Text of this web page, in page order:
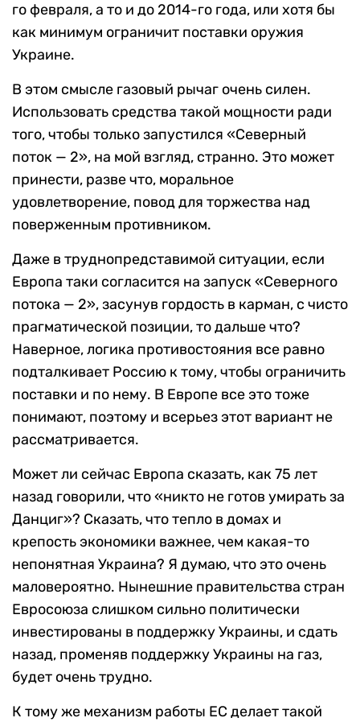
го февраля, а то и до 2014-го года, или хотя бы
как минимум ограничит поставки оружия
Украине.
В этом смысле газовый рычаг очень силен.
Использовать средства такой мощности ради
того, чтобы только запустился «Северный
поток — 2», на мой взгляд, странно. Это может
принести, разве что, моральное
удовлетворение, повод для торжества над
поверженным противником.
Даже в труднопредставимой ситуации, если
Европа таки согласится на запуск «Северного
потока — 2», засунув гордость в карман, с чисто
прагматической позиции, то дальше что?
Наверное, логика противостояния все равно
подталкивает Россию к тому, чтобы ограничить
поставки и по нему. В Европе все это тоже
понимают, поэтому и всерьез этот вариант не
рассматривается.
Может ли сейчас Европа сказать, как 75 лет
назад говорили, что «никто не готов умирать за
Данциг»? Сказать, что тепло в домах и
крепость экономики важнее, чем какая-то
непонятная Украина? Я думаю, что это очень
маловероятно. Нынешние правительства стран
Евросоюза слишком сильно политически
инвестированы в поддержку Украины, и сдать
назад, променяв поддержку Украины на газ,
будет очень трудно.
К тому же механизм работы ЕС делает такой